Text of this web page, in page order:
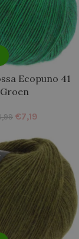
Ecopuno 41
Groen
€7,19